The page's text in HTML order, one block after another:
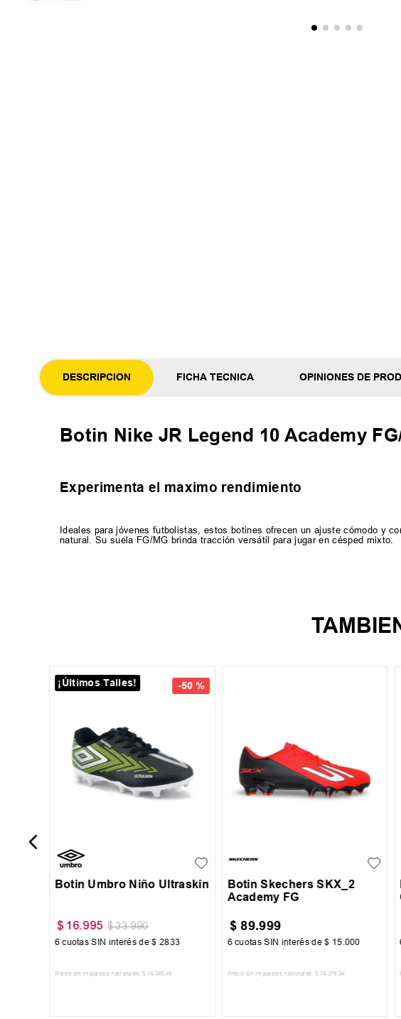
DESCRIPCION FICHA TECNICA OPINIONES DE
Botin Nike JR Legend 10 Academy
Experimenta el maximo rendimiento
Ideales para jóvenes futbolistas, estos botines ofrecen un ajuste cómodo y
natural. Su suela FG/MG brinda tracción versátil para jugar en césped mixto.
-50 %
¡Últimos Talles!
Botin Umbro Niño Ultraskin
$ 16.995 $ 33.990
6 cuotas SIN interés de$ 2833
Precio sin impuestos nacionales: $ 14.045 ,45
Botin Skechers SKX_2
Academy FG
$ 89.999
6 cuotas SIN interés de$ 15 .000
Precio sin impuestos nacionales: $ 74.379 ,34